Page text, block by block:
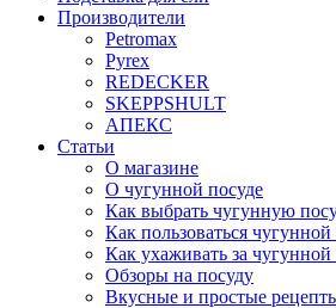
Производители
Petromax
Pyrex
REDECKER
SKEPPSHULT
АПЕКС
Статьи
О магазине
О чугунной посуде
Как выбрать чугунную
Как пользоваться чугунной
Как ухаживать за чугунной
Обзоры на посуду
Вкусные и простые